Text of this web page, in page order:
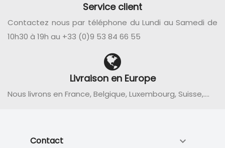
Service client
Contactez nous par téléphone du Lundi au Samedi de
10h30 à 19h au +33 (0)9 53 84 66 55
Livraison en Europe
Nous livrons en France, Belgique, Luxembourg, Suisse,....
Contact 